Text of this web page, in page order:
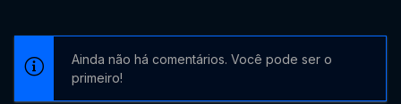
Ainda não há comentários. Você pode ser o
primeiro!